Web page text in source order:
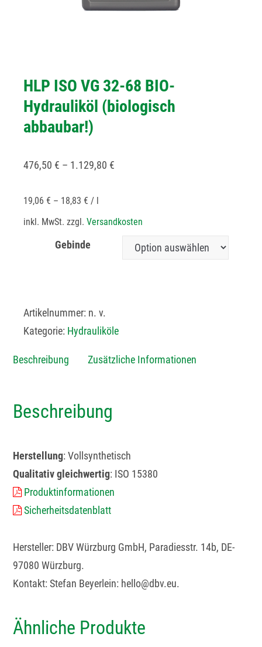
HLP ISO VG 32-68 BIO-
Hydrauliköl (biologisch
abbaubar!)
476,50 € – 1.129,80 €
19,06€ – 18,83€ /
inkl. MwSt. zzgl.Versandkosten
Gebinde
Artikelnummer: n. v.
Kategorie: Hydrauliköle
Beschreibung Zusätzliche Informationen
Beschreibung
Herstellung: Vollsynthetisch
Qualitativ gleichwertig: ISO 15380
Produktinformationen
Sicherheitsdatenblatt
Hersteller: DBV Würzburg GmbH, Paradiesstr. 14b, DE-
97080 Würzburg.
Kontakt: Stefan Beyerlein: hello@dbv.eu.
Ähnliche Produkte